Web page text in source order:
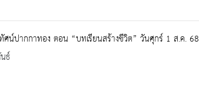
น์ปากกาทอง ตอน “บทเรียนสร้างชีวิต” วันศุกร์ 1 ส.ค. 68
ธ์